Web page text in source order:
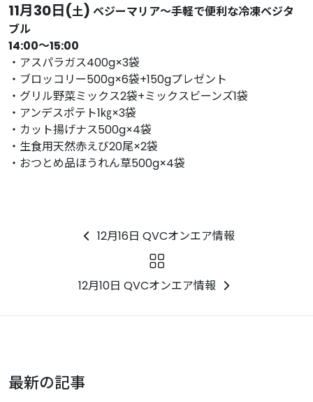
11月30日(土) ベジーマリア〜手軽で便利な冷凍ベジタ
ブル
14:00〜15:00
・アスパラガス400g×3袋
・ブロッコリー500g×6袋+150gプレゼント
・グリル野菜ミックス2袋+ミックスビーンズ1袋
・アンデスポテト1㎏×3袋
・カット揚げナス500g×4袋
・生食用天然赤えび20尾×2袋
・おつとめ品ほうれん草500g×4袋
12月16日 QVCオンエア情報
12月10日 QVCオンエア情報
最新の記事